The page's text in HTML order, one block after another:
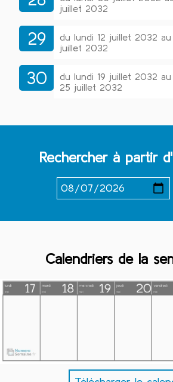
juillet 2032
29
du lundi 12 juillet 2032 au
juillet 2032
30
du lundi 19 juillet 2032
25 juillet 2032
Rechercher à partir
Calendriers de la